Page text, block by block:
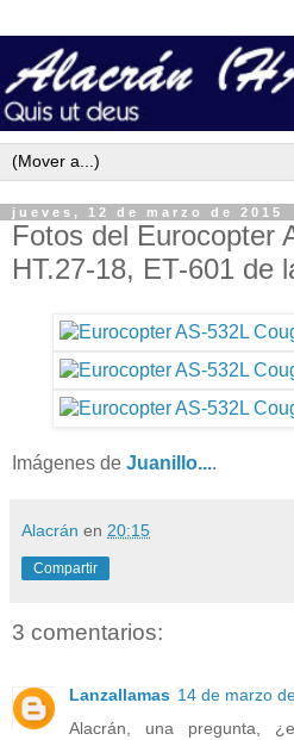
jueves, 12 de marzo de 2015
Fotos del Eurocopter
HT.27-18, ET-601 de
Imágenes de Juanillo....
Alacrán en 20:15
Compartir
3 comentarios:
Lanzallamas 14 de marzo
Alacrán, una pregunta,